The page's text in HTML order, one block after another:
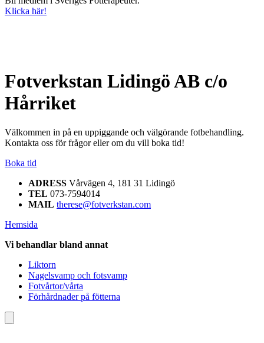
Klicka här!
Fotverkstan Lidingö AB c/o
Hårriket
Välkommen in på en uppiggande och välgörande fotbehandling.
Kontakta oss för frågor eller om du vill boka tid!
Boka tid
ADRESS Vårvägen 4, 181 31 Lidingö
TEL 073-7594014
MAIL therese@fotverkstan.com
Hemsida
Vi behandlar bland annat
Liktorn
Nagelsvamp och fotsvamp
Fotvårtor/vårta
Förhårdnader på fötterna